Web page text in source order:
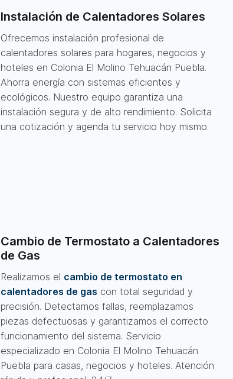
Instalación de Calentadores Solares
Ofrecemos instalación profesional de
calentadores solares para hogares, negocios y
hoteles en Colonia El Molino Tehuacán Puebla.
Ahorra energía con sistemas eficientes y
ecológicos. Nuestro equipo garantiza una
instalación segura y de alto rendimiento. Solicita
una cotización y agenda tu servicio hoy mismo.
Cambio de Termostato a Calentadores
de Gas
Realizamos el cambio de termostato en
calentadores de gas con total seguridad y
precisión. Detectamos fallas, reemplazamos
piezas defectuosas y garantizamos el correcto
funcionamiento del sistema. Servicio
especializado en Colonia El Molino Tehuacán
Puebla para casas, negocios y hoteles. Atención